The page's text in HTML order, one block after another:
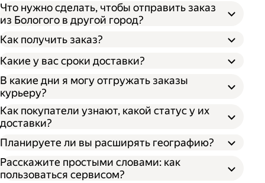
Откройте кабинет для бизнеса;
Укажите, откуда забрать заказ и куда его
доставить;
Впишите необходимые данные о заказе;
Выберите тип оплаты;
В поле «Заказать» вы увидите конечную
стоимость доставки.
Что нужно сделать, чтобы отправить заказ
из Бологого в другой город?
Как получить заказ?
По штрихкоду. Покажите штрихкод
сотруднику, отсканировав его, он отдаст
ваш заказ;
По номеру заказа. Получателю нужно
назвать номер заказа, чтобы сотрудник
мог выдать заказ;
По коду из смс. Получателю нужно назвать
Какие у вас сроки доставки?
В какие дни я могу отгружать заказы
курьеру?
Как покупатели узнают, какой статус у их
доставки?
Планируете ли вы расширять географию?
Расскажите простыми словами: как
пользоваться сервисом?